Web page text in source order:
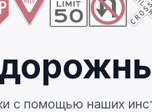
с помощью наших